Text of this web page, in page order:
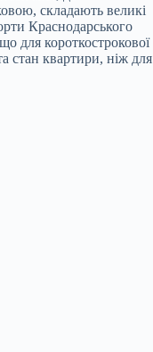
складають великі
Краснодарського
для короткострокової
стан квартири, ніж для